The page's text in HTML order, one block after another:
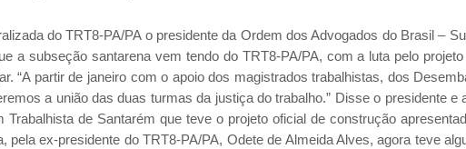
do TRT8-PA/PA o presidente da Ordem dos Advogados do Brasil –
a subseção santarena vem tendo do TRT8-PA/PA, com a luta pelo
“A partir de janeiro com o apoio dos magistrados trabalhistas, dos
a união das duas turmas da justiça do trabalho.” Disse o presidente e
de Santarém que teve o projeto oficial de construção
pela ex-presidente do TRT8-PA/PA, Odete de Almeida Alves, agora teve